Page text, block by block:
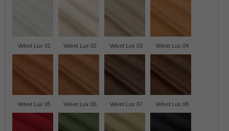
Velvet Lux 01 Velvet Lux 02 Velvet Lux 03 Velvet Lux 04
Velvet Lux 05 Velvet Lux 06 Velvet Lux 07 Velvet Lux 08